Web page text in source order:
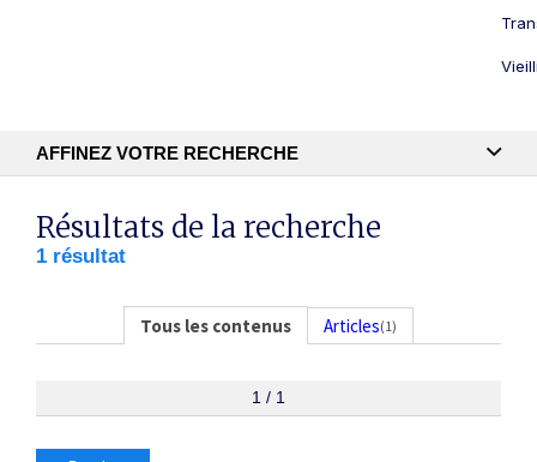
AFFINEZ VOTRE RECHERCHE
Recherche textuelle
Résultats de la recherche
1 résultat
Tous les contenus Articles(1)
1 / 1